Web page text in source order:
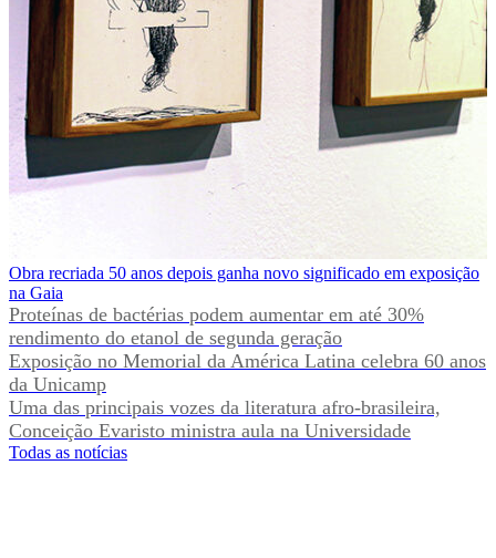
Obra recriada 50 anos depois ganha novo significado em exposição
na Gaia
Proteínas de bactérias podem aumentar em até 30%
rendimento do etanol de segunda geração
Exposição no Memorial da América Latina celebra 60 anos
da Unicamp
Uma das principais vozes da literatura afro-brasileira,
Conceição Evaristo ministra aula na Universidade
Todas as notícias